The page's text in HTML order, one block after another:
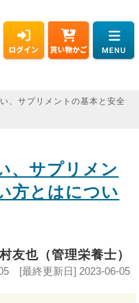
、サプリメントの基本と安全
、サプリメン
方とはについ
友也（管理栄養士）
[最終更新日] 2023-06-05